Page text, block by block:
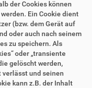
der Cookies können
Ein Cookie dient
(bzw. dem Gerät auf
oder auch nach seinem
zu speichern. Als
oder „transiente
gelöscht werden,
und seinen
kann z.B. der Inhalt